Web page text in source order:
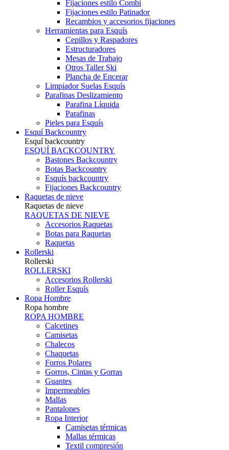
Fijaciones estilo Combi
Fijaciones estilo Patinador
Recambios y accesorios fijaciones
Herramientas para Esquís
Cepillos y Raspadores
Estructuradores
Mesas de Trabajo
Otros Taller Ski
Plancha de Encerar
Limpiador Suelas Esquís
Parafinas Deslizamiento
Parafina Líquida
Parafinas
Pieles para Esquís
Esquí Backcountry
Esquí backcountry
ESQUÍ BACKCOUNTRY
Bastones Backcountry
Botas Backcountry
Esquís backcountry
Fijaciones Backcountry
Raquetas de nieve
Raquetas de nieve
RAQUETAS DE NIEVE
Accesorios Raquetas
Botas para Raquetas
Raquetas
Rollerski
Rollerski
ROLLERSKI
Accesorios Rollerski
Roller Esquís
Ropa Hombre
Ropa hombre
ROPA HOMBRE
Calcetines
Camisetas
Chalecos
Chaquetas
Forros Polares
Gorros, Cintas y Gorras
Guantes
Impermeables
Mallas
Pantalones
Ropa Interior
Camisetas térmicas
Mallas térmicas
Textil compresión